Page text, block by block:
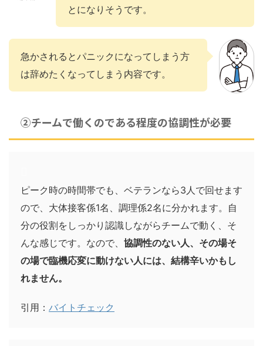
とになりそうです。
急かされるとパニックになってしまう方
は辞めたくなってしまう内容です。
②チームで働くのである程度の協調性が必要
ピーク時の時間帯でも、ベテランなら3人で回せます
ので、大体接客係1名、調理係2名に分かれます。自
分の役割をしっかり認識しながらチームで動く、そ
んな感じです。なので、 協調性のない人、その場そ
の場で臨機応変に動けない人には、結構辛いかもし
れません。
引用： バイトチェック